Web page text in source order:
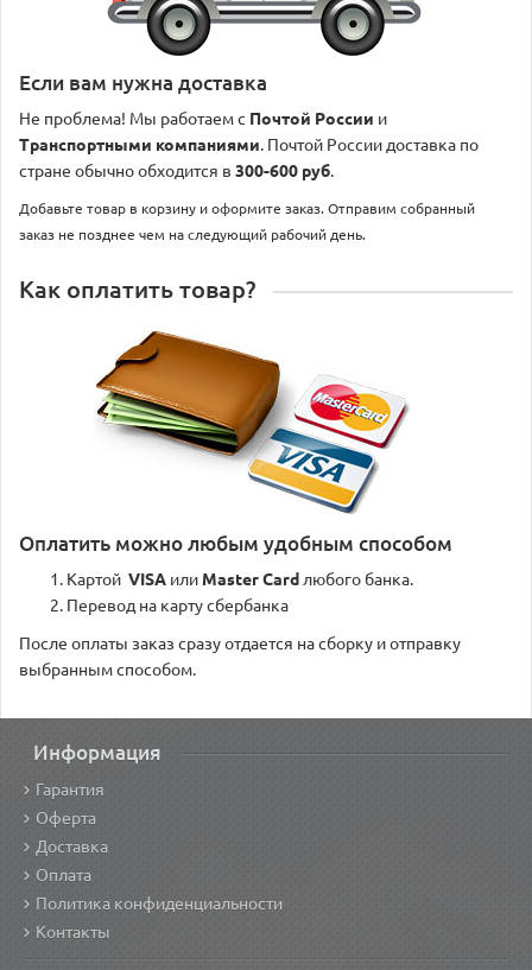
Если вам нужна доставка
Не проблема! Мы работаем с Почтой России и
Транспортными компаниями. Почтой России доставка по
стране обычно обходится в 300-600 руб.
Добавьте товар в корзину и оформите заказ. Отправим собранный
заказ не позднее чем на следующий рабочий день.
Как оплатить товар?
Оплатить можно любым удобным способом
Картой VISA или Master Card любого банка.
Перевод на карту сбербанка
После оплаты заказ сразу отдается на сборку и отправку
выбранным способом.
Информация
Гарантия
Оферта
Доставка
Оплата
Политика конфиденциальности
Контакты